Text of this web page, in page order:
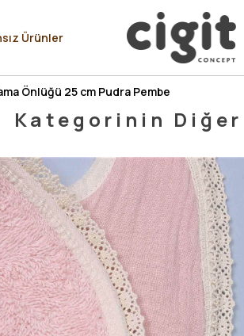
Ürünler
Önlüğü 25 cm Pudra Pembe
Kategorinin